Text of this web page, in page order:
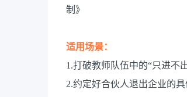
制》
适用场景：
1.打破教师队伍中的“只进不
2.约定好合伙人退出企业的